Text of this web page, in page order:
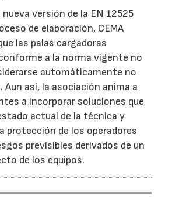
versión de la EN 12525
de elaboración, CEMA
las palas cargadoras
a la norma vigente no
automáticamente no
Aun así, la asociación anima a
a incorporar soluciones que
actual de la técnica y
protección de los operadores
previsibles derivados de un
de los equipos.